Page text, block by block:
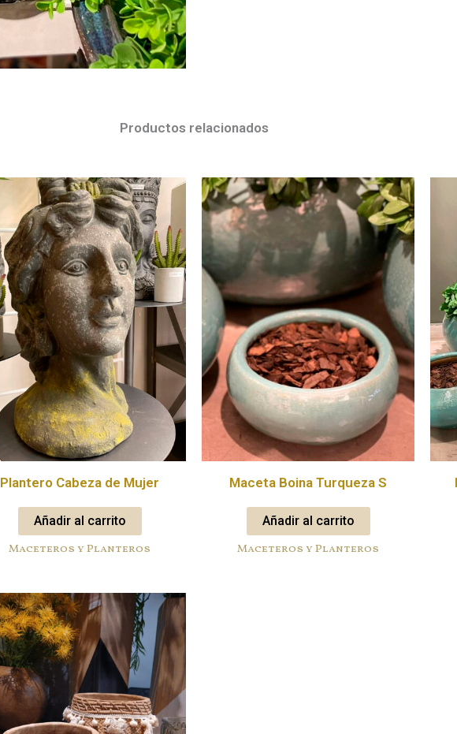
Productos relacionados
Plantero Cabeza de Mujer
Añadir al carrito
Maceteros y Planteros
Maceta Boina Turqueza S
Añadir al carrito
Maceteros y Planteros